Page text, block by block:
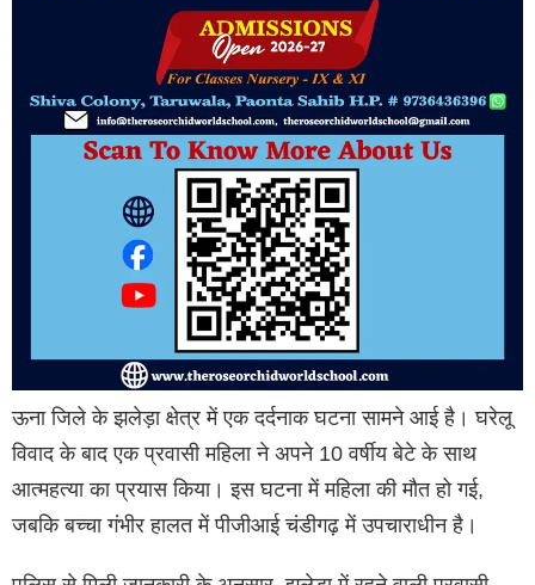
ऊना जिले के झलेड़ा क्षेत्र में एक दर्दनाक घटना सामने आई है। घरेलू
विवाद के बाद एक प्रवासी महिला ने अपने 10 वर्षीय बेटे के साथ
आत्महत्या का प्रयास किया। इस घटना में महिला की मौत हो गई,
जबकि बच्चा गंभीर हालत में पीजीआई चंडीगढ़ में उपचाराधीन है।